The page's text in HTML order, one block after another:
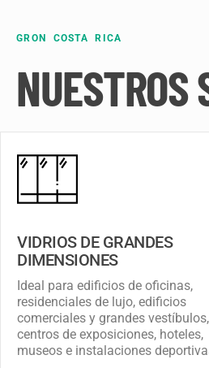
GRON COSTA RICA
NUESTROS
VIDRIOS DE GRANDES
DIMENSIONES
Ideal para edificios de oficinas,
residenciales de lujo, edificios
comerciales y grandes vestíbulos,
centros de exposiciones, hoteles,
museos e instalaciones